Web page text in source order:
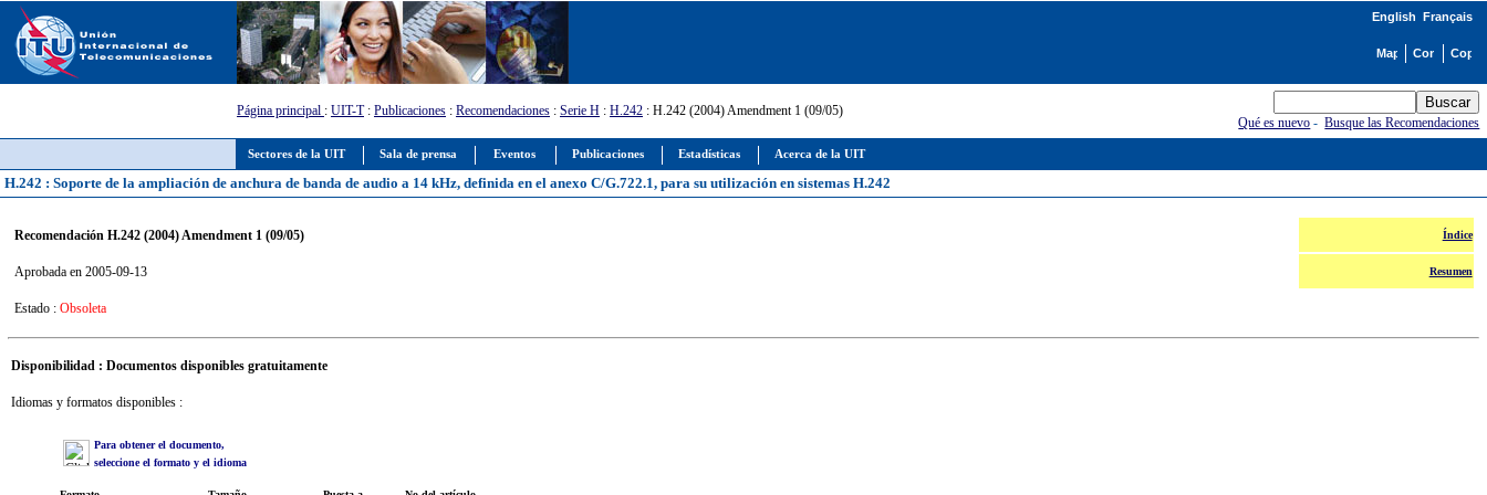
Sectores de la UIT Sala de prensa Eventos Publicaciones Estadísticas Acerca de la UIT
English Français
Página principal : UIT-T: Publicaciones : Recomendaciones : Serie H : H.242 : H.242 (2004) Amendment 1 (09/05)
Qué es nuevo -Busque las Recomendaciones
H.242 : Soporte de la ampliación de anchura de banda de audio a 14 kHz, definida en el anexo C/G.722.1, para su utilización en sistemas H.242
Recomendación H.242 (2004) Amendment 1 (09/05)
Aprobada en 2005-09-13
Estado : Obsoleta
Índice
Resumen
Disponibilidad : Documentos disponibles gratuitamente
Idiomas y formatos disponibles :
Para obtener el documento,
seleccione el formato y el idioma